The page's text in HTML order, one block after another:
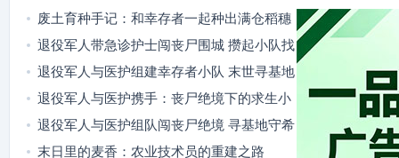
废土育种手记：和幸存者一起种出满仓稻穗
退役军人带急诊护士闯丧尸围城 攒起小队找
隐秘据点
退役军人与医护组建幸存者小队 末世寻基地
燃爽又暖心
退役军人与医护携手：丧尸绝境下的求生小
队
退役军人与医护组队闯丧尸绝境 寻基地守希
望
末日里的麦香：农业技术员的重建之路